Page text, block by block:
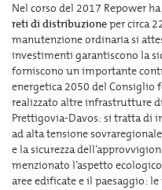
Nel corso del 2017 Repower
reti di distribuzioneper circa
manutenzione ordinaria si
investimenti garantiscono la
forniscono un importante
energetica 2050 del Consiglio
realizzato altre infrastrutture
Prettigovia-Davos: si tratta di
ad alta tensione
e la sicurezza
menzionato l’aspetto
aree edificate e il paesaggio: